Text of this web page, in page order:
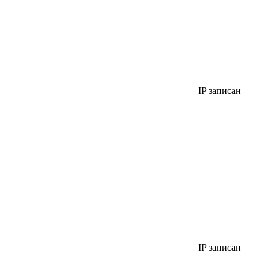
IP записан
IP записан